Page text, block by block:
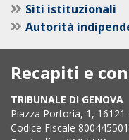
Siti istituzionali
Autorità
Recapiti e
TRIBUNALE DI GENOVA
Piazza Portoria, 1, 16121
Codice Fiscale